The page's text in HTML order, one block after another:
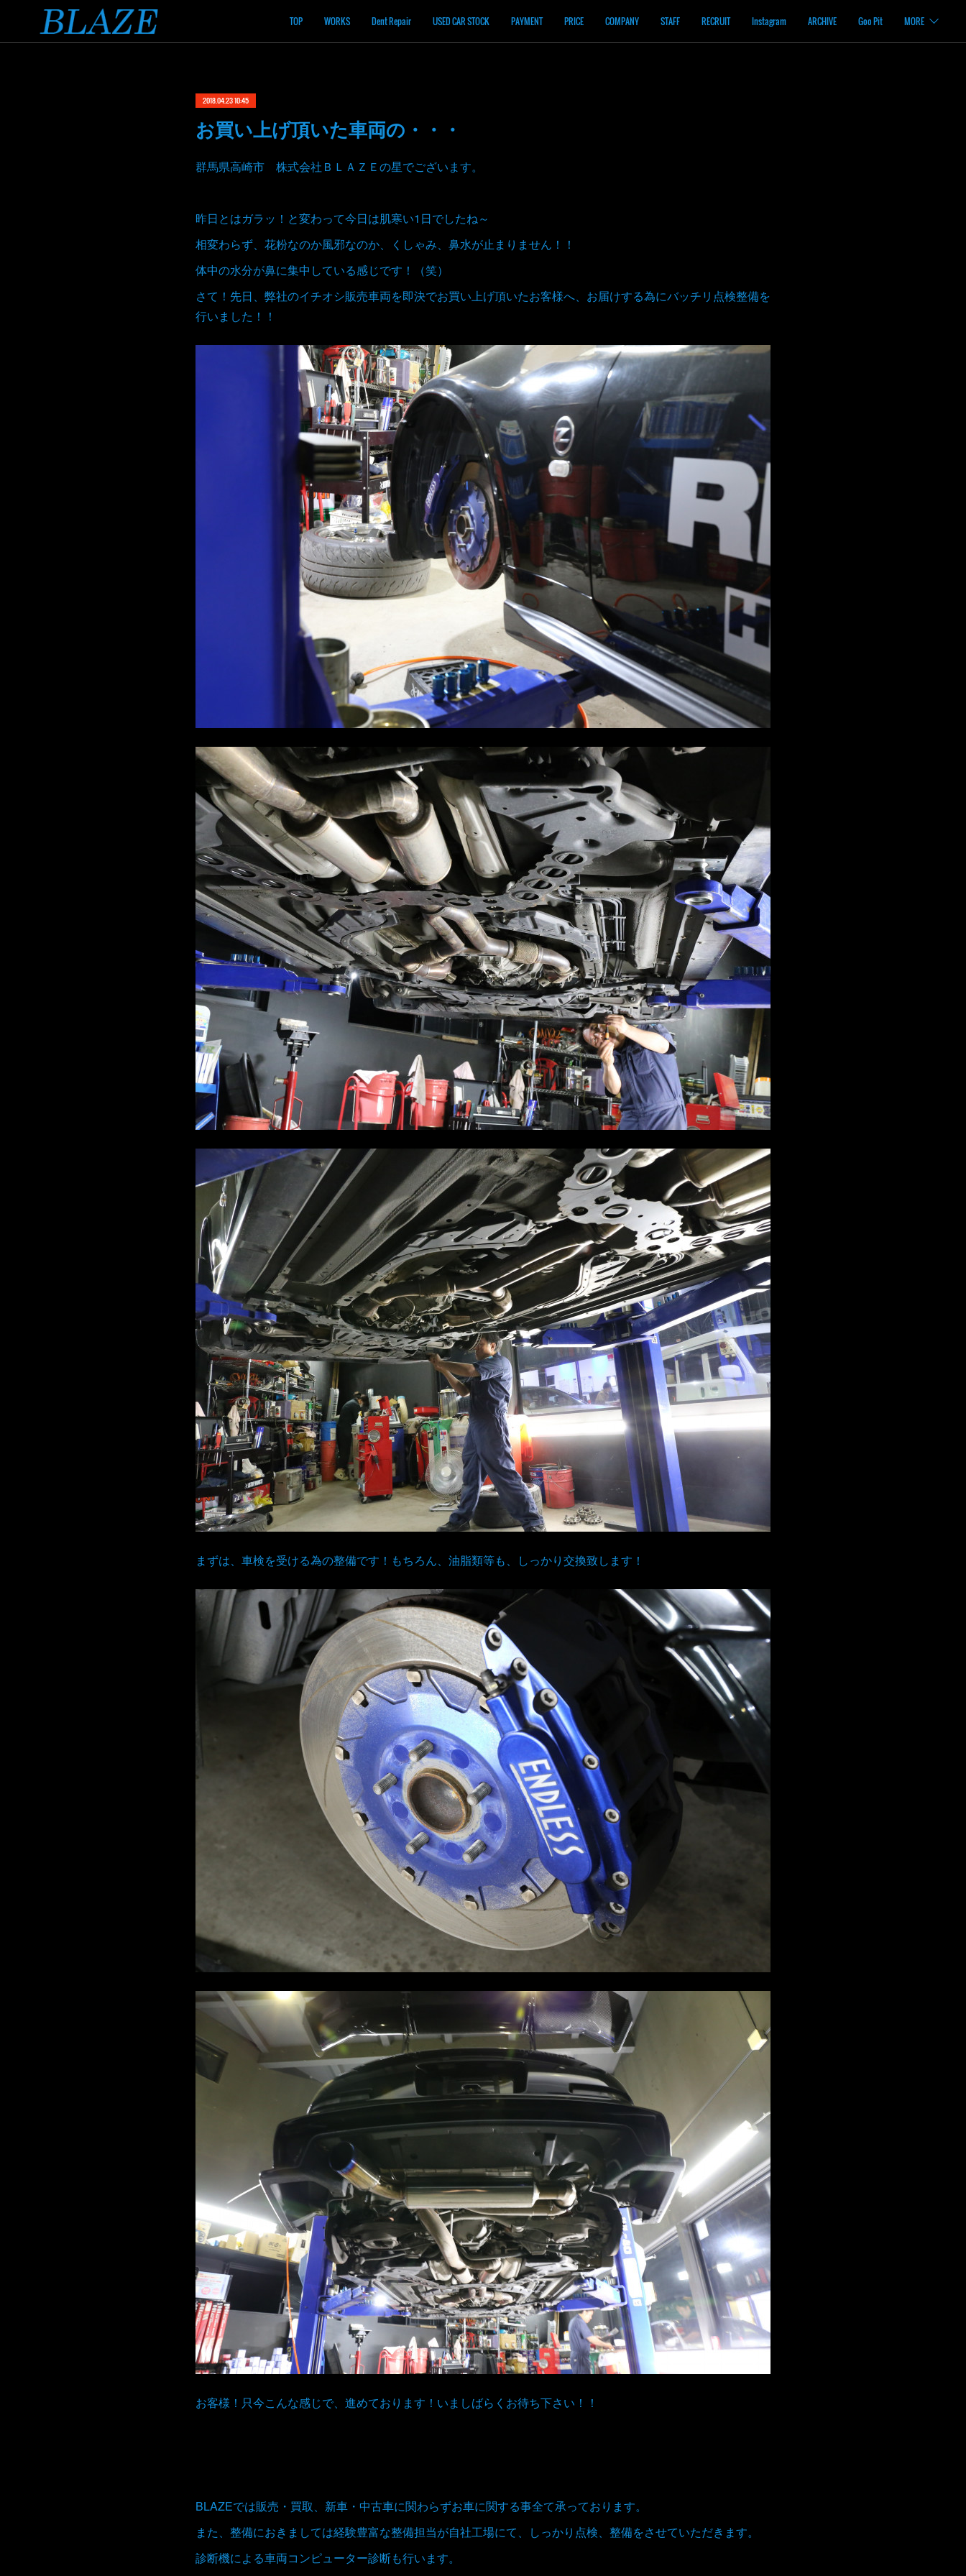
TOP WORKS Dent Repair USED CAR STOCK PAYMENT PRICE COMPANY STAFF RECRUIT Instagram ARCHIVE Goo Pit MORE
2018.04.23 10:45
お買い上げ頂いた車両の・・・
群馬県高崎市 株式会社ＢＬＡＺＥの星でございます。
昨日とはガラッ！と変わって今日は肌寒い1日でしたね～
相変わらず、花粉なのか風邪なのか、くしゃみ、鼻水が止まりません！！
体中の水分が鼻に集中している感じです！（笑）
さて！先日、弊社のイチオシ販売車両を即決でお買い上げ頂いたお客様へ、お届けする為にバッチリ点検整備を
行いました！！
まずは、車検を受ける為の整備です！もちろん、油脂類等も、しっかり交換致します！
お客様！只今こんな感じで、進めております！いましばらくお待ち下さい！！
BLAZEでは販売・買取、新車・中古車に関わらずお車に関する事全て承っております。
また、整備におきましては経験豊富な整備担当が自社工場にて、しっかり点検、整備をさせていただきます。
診断機による車両コンピューター診断も行います。